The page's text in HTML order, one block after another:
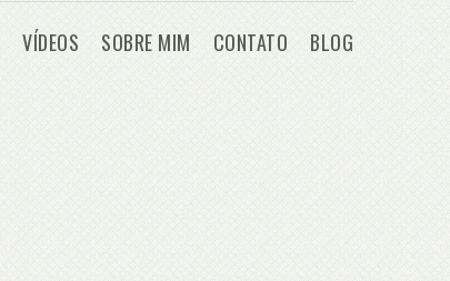
VÍDEOS SOBRE MIM CONTATO BLOG